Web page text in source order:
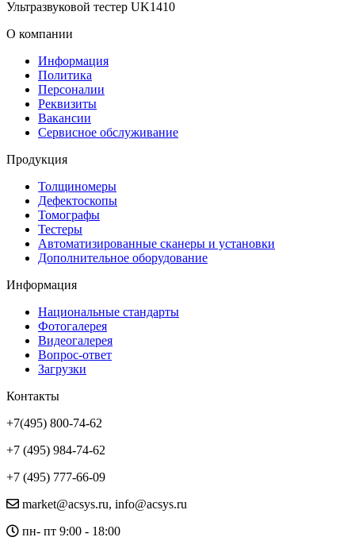
Ультразвуковой тестер UK1410
О компании
Информация
Политика
Персоналии
Реквизиты
Вакансии
Сервисное обслуживание
Продукция
Толщиномеры
Дефектоскопы
Томографы
Тестеры
Автоматизированные сканеры и установки
Дополнительное оборудование
Информация
Национальные стандарты
Фотогалерея
Видеогалерея
Вопрос-ответ
Загрузки
Контакты
+7(495) 800-74-62
+7 (495) 984-74-62
+7 (495) 777-66-09
market@acsys.ru, info@acsys.ru
пн- пт 9:00 - 18:00